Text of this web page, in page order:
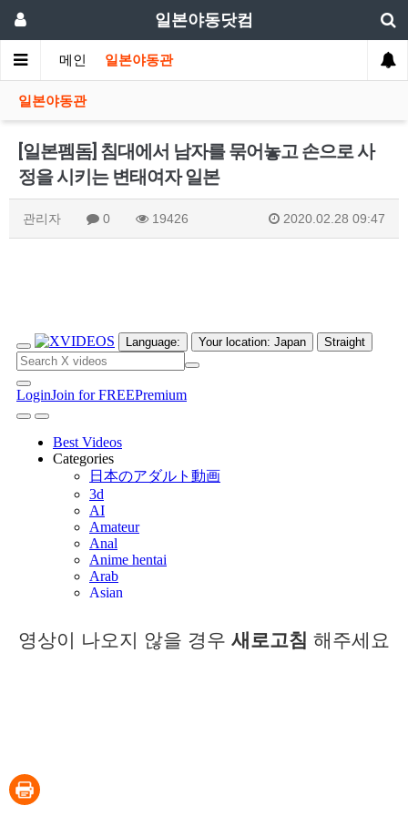
일본야동닷컴
메인 일본야동관
일본야동관
[일본펨돔] 침대에서 남자를 묶어놓고 손으로 사
정을 시키는 변태여자 일본
관리자 0 19426 2020.02.28 09:47
영상이 나오지 않을 경우 새로고침 해주세요